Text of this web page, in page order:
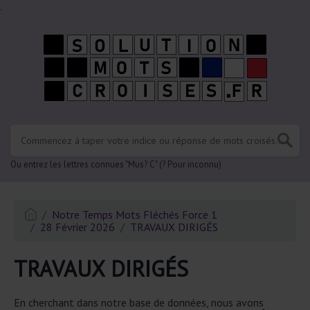
.
Ou entrez les lettres connues "Mus? C" (? Pour inconnu)
Notre Temps Mots Fléchés Force 1
28 Février 2026
TRAVAUX DIRIGÉS
TRAVAUX DIRIGÉS
En cherchant dans notre base de données, nous avons